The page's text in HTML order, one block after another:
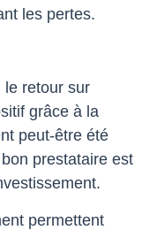
les pertes.
le retour sur
grâce à la
peut-être été
prestataire est
permettent